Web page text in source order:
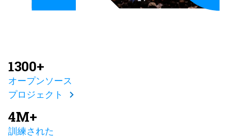
1300+
オープンソース
プロジェクト
4M+
訓練された